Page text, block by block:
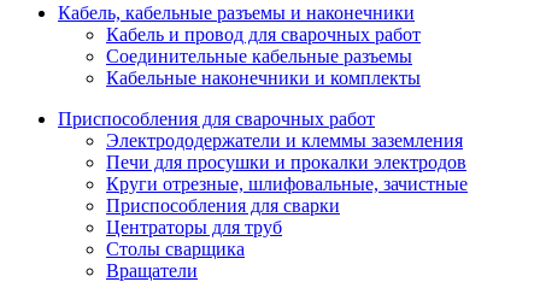
Кабель, кабельные разъемы и наконечники
Кабель и провод для сварочных работ
Соединительные кабельные разъемы
Кабельные наконечники и комплекты
Приспособления для сварочных работ
Электрододержатели и клеммы заземления
Печи для просушки и прокалки электродов
Круги отрезные, шлифовальные, зачистные
Приспособления для сварки
Центраторы для труб
Столы сварщика
Вращатели